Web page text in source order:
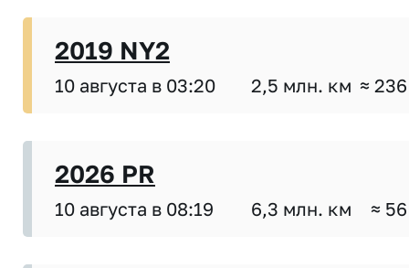
2019 NY2
10 августа в 03:20 2,5 млн. км ≈
2026 PR
10 августа в 08:19 6,3 млн. км ≈